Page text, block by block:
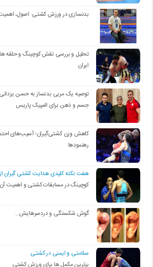
بدنسازی در ورزش کشتی: اصول، اهمیت
تحلیل و بررسی نقش کوچینگ و حلقه
ایران
توصیه یک مربی بدنساز به حسن
جسم و ذهن برای المپیک پاریس
کاهش وزن کشتی‌گیران؛ آسیب‌های
رهنمودها
هفت نکته کلیدی هدایت کشتی گیران
کوچینگ در مسابقات کشتی و اهمیت آن
گوش شکستگی و دردسرهایش…
سلامتی و ایمنی در کشتی
برترین مکمل ها برای ورزش کشتی